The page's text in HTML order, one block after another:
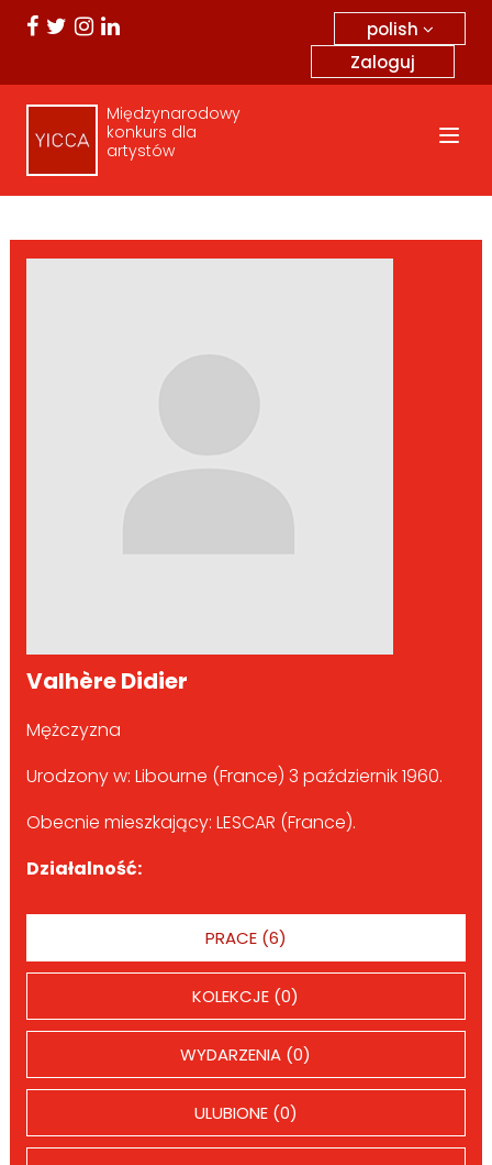
polish
Zaloguj
Międzynarodowy
konkurs dla
artystów
Valhère Didier
Mężczyzna
Urodzony w: Libourne (France) 3 październik 1960.
Obecnie mieszkający: LESCAR (France).
Działalność:
PRACE (6)
KOLEKCJE (0)
WYDARZENIA (0)
ULUBIONE (0)